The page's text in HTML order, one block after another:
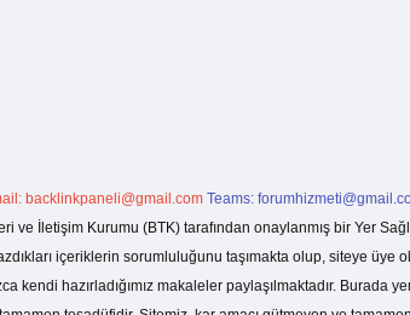
backlinkpaneli@gmail.com Teams:
ve İletişim Kurumu (BTK) tarafından onaylanmış bir Yer
içeriklerin sorumluluğunu taşımakta olup, siteye
kendi hazırladığımız makaleler paylaşılmaktadır.